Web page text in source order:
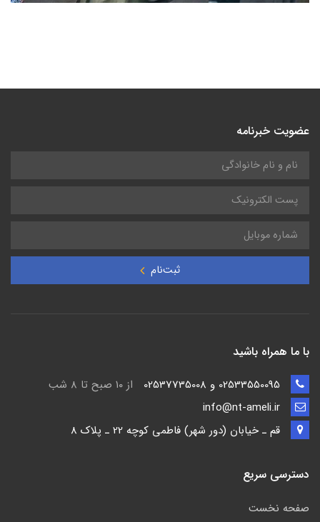
عضویت خبرنامه
ثبت‌نام
با ما همراه باشید
از ۱۰ صبح تا ۸ شب
قم ـ خيابان (دور شهر) فاطمي كوچه 22 ـ پلاک 8
دسترسی سریع
صفحه نخست